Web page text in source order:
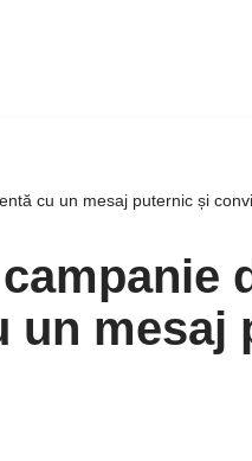
cu un mesaj puternic și
un mesaj